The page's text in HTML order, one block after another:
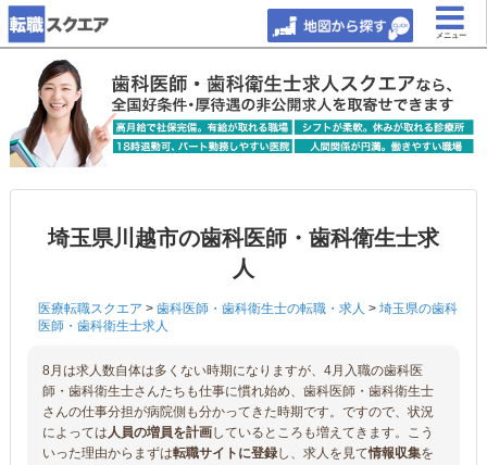
メニュー
埼玉県川越市の歯科医師・歯科衛生士求
人
医療転職スクエア > 歯科医師・歯科衛生士の転職・求人 > 埼玉県の歯科
医師・歯科衛生士求人
8月は求人数自体は多くない時期になりますが、4月入職の歯科医
師・歯科衛生士さんたちも仕事に慣れ始め、歯科医師・歯科衛生士
さんの仕事分担が病院側も分かってきた時期です。ですので、状況
によっては人員の増員を計画しているところも増えてきます。こう
いった理由からまずは転職サイトに登録し、求人を見て情報収集を